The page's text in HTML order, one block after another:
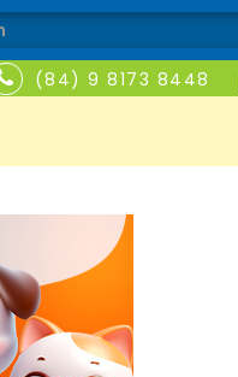
(84) 9 8173 8448